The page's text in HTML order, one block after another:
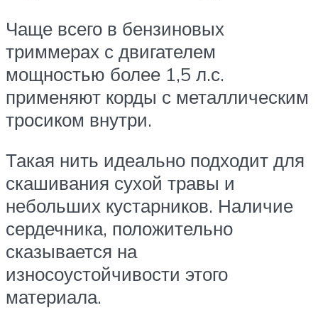
Чаще всего в бензиновых
триммерах с двигателем
мощностью более 1,5 л.с.
применяют корды с металлическим
тросиком внутри.
Такая нить идеально подходит для
скашивания сухой травы и
небольших кустарников. Наличие
сердечника, положительно
сказывается на
износоустойчивости этого
материала.